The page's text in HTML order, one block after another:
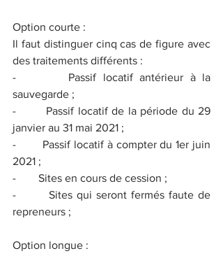
Option courte :
Il faut distinguer cinq cas de figure avec
des traitements différents :
-        Passif locatif antérieur à la
sauvegarde ;
-        Passif locatif de la période du 29
janvier au 31 mai 2021 ;
-        Passif locatif à compter du 1er juin
2021 ;
-        Sites en cours de cession ;
-        Sites qui seront fermés faute de
repreneurs ;
Option longue :